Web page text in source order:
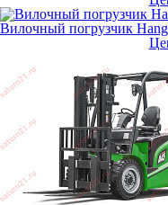
Вилочный погрузчик